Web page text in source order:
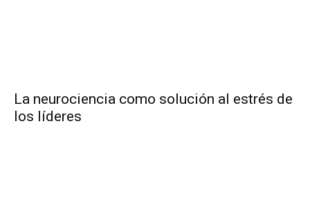
La neurociencia como solución al estrés de
los líderes